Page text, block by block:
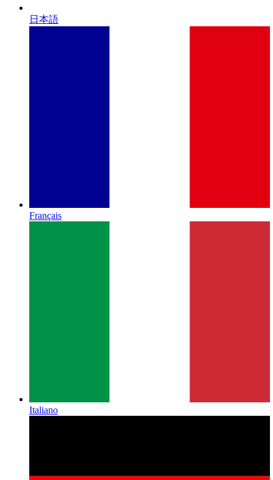
日本語
Français
Italiano